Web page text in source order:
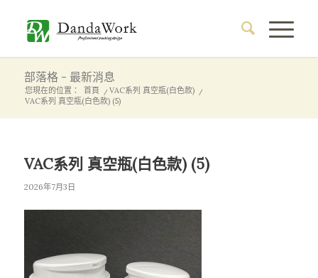
部落格 - 最新消息
您現在的位置： 首頁 / VAC系列 真空瓶(白色款)
/
VAC系列 真空瓶(白色款) (5)
VAC系列 真空瓶(白色款) (5)
2026年7月3日